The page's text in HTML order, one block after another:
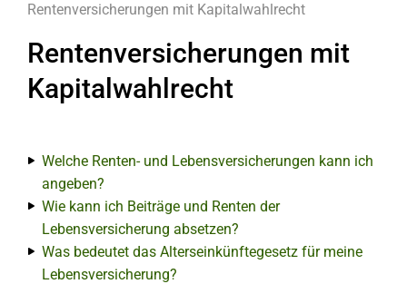
Rentenversicherungen mit Kapitalwahlrecht
Rentenversicherungen mit
Kapitalwahlrecht
Welche Renten- und Lebensversicherungen kann ich
angeben?
Wie kann ich Beiträge und Renten der
Lebensversicherung absetzen?
Was bedeutet das Alterseinkünftegesetz für meine
Lebensversicherung?